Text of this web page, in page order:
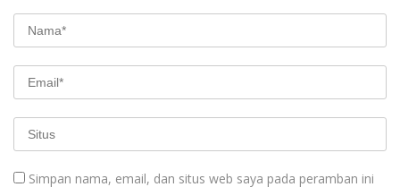
Simpan nama, email, dan situs web saya pada peramban ini